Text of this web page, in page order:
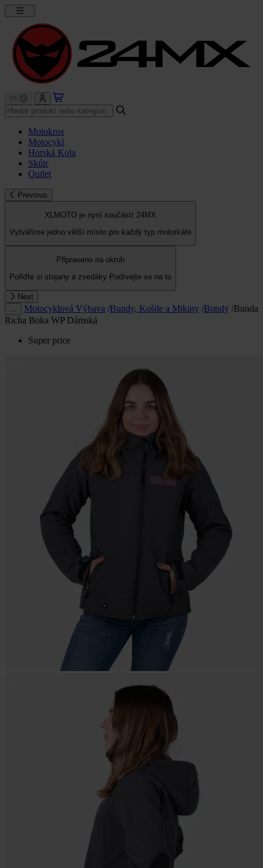
Motokros
Motocykl
Horská Kola
Skútr
Outlet
Previous
XLMOTO je nyní součástí 24MX
Vytváříme jedno větší místo pro každý typ motorkáře
Připraveno na okruh
Pořiďte si stojany a zvedáky Podívejte se na to
Next
Motocyklová Výbava /Bundy, Košile a Mikiny /Bundy /Bunda
Richa Boka WP Dámská
Super price